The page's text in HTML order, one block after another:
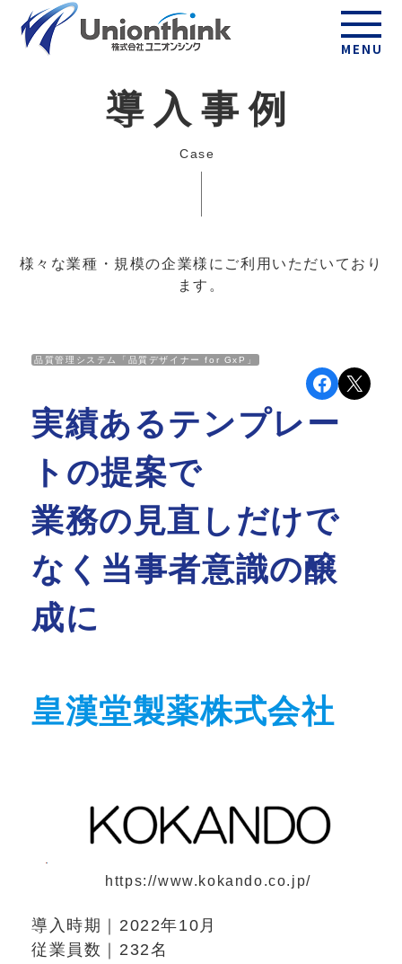
MENU
導入事例
Case
様々な業種・規模の企業様にご利用いただいており
ます。
品質管理システム「品質デザイナー for GxP」
X
実績あるテンプレー
トの提案で
業務の見直しだけで
なく当事者意識の醸
成に
皇漢堂製薬株式会社
https://www.kokando.co.jp/
導入時期｜2022年10月
従業員数｜232名